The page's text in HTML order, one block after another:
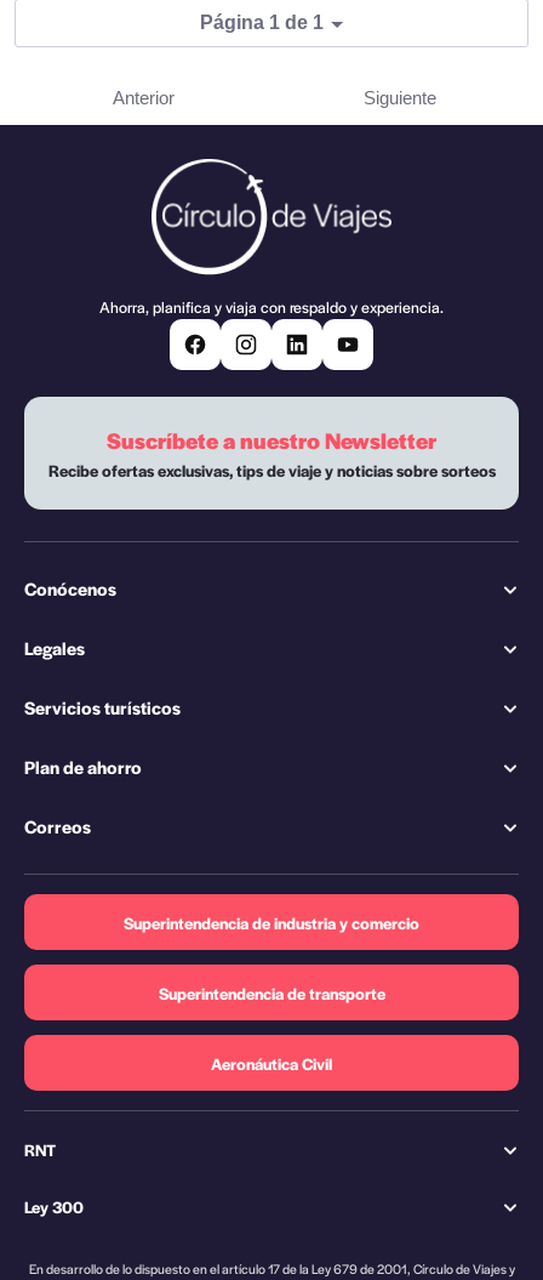
Página 1 de 1
Anterior Siguiente
Ahorra, planifica y viaja con respaldo y experiencia.
Suscríbete a nuestro Newsletter
Recibe ofertas exclusivas, tips de viaje y noticias sobre sorteos
Conócenos
Legales
Servicios turísticos
Plan de ahorro
Correos
Superintendencia de industria y comercio
Aeronáutica Civil
Superintendencia de transporte
RNT
Ley 300
En desarrollo de lo dispuesto en el artículo 17 de la Ley 679 de 2001, Círculo de Viajes y